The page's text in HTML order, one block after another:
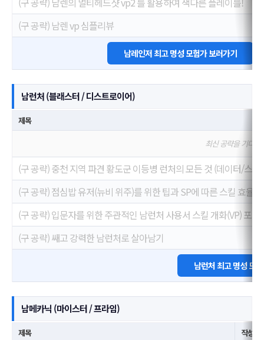
(구 공략) 남렌 vp 심플리뷰
남레인저 최고 명성 모험가 보러가기
남런처 (블래스터 / 디스트로이어)
제목
최신 공략을 기다리
(구 공략) 중천 지역 파견 황도군 이등병 런처의 모든 것 (데이터/스
(구 공략) 점심밥 유저(뉴비 위주)를 위한 팁과 SP에 따른 스킬 효율
(구 공략) 입문자를 위한 주관적인 남런처 사용서 스킬 개화(VP) 포함
(구 공략) 쌔고 강력한 남런처로 살아남기
남런처 최고 명성 모
남메카닉 (마이스터 / 프라임)
제목 작성자